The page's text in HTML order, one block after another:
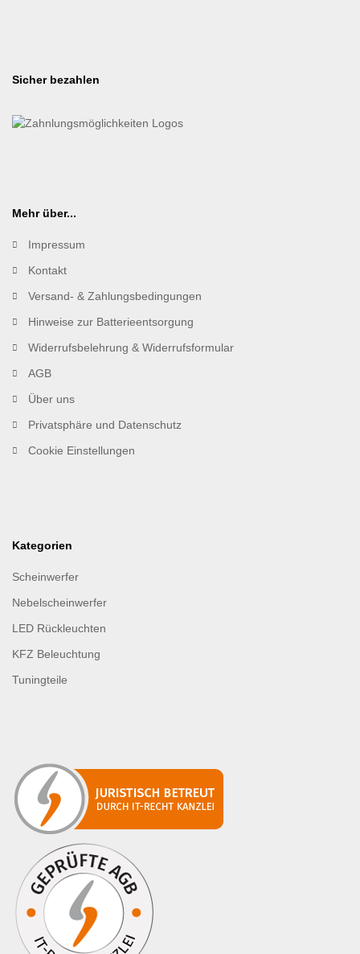
Sicher bezahlen
Mehr über...
Impressum
Kontakt
Versand- & Zahlungsbedingungen
Hinweise zur Batterieentsorgung
Widerrufsbelehrung & Widerrufsformular
AGB
Über uns
Privatsphäre und Datenschutz
Cookie Einstellungen
Kategorien
Scheinwerfer
Nebelscheinwerfer
LED Rückleuchten
KFZ Beleuchtung
Tuningteile